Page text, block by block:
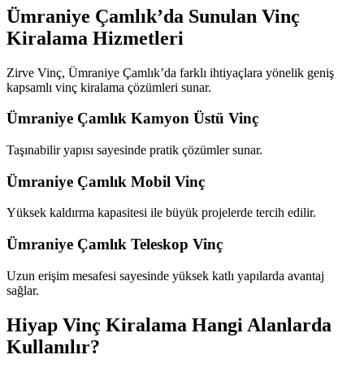
Ümraniye Çamlık’da Sunulan Vinç
Kiralama Hizmetleri
Zirve Vinç, Ümraniye Çamlık’da farklı ihtiyaçlara yönelik geniş
kapsamlı vinç kiralama çözümleri sunar.
Ümraniye Çamlık Kamyon Üstü Vinç
Taşınabilir yapısı sayesinde pratik çözümler sunar.
Ümraniye Çamlık Mobil Vinç
Yüksek kaldırma kapasitesi ile büyük projelerde tercih edilir.
Ümraniye Çamlık Teleskop Vinç
Uzun erişim mesafesi sayesinde yüksek katlı yapılarda avantaj
sağlar.
Hiyap Vinç Kiralama Hangi Alanlarda
Kullanılır?